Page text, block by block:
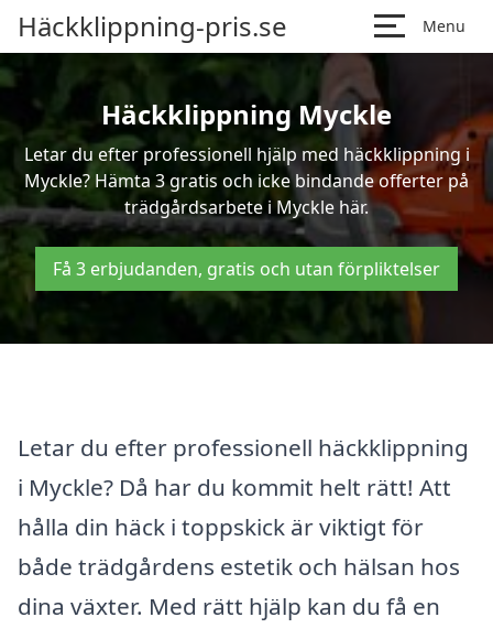
Häckklippning-pris.se Menu
Häckklippning Myckle
Letar du efter professionell hjälp med häckklippning i
Myckle? Hämta 3 gratis och icke bindande offerter på
trädgårdsarbete i Myckle här.
Få 3 erbjudanden, gratis och utan förpliktelser
Letar du efter professionell häckklippning
i Myckle? Då har du kommit helt rätt! Att
hålla din häck i toppskick är viktigt för
både trädgårdens estetik och hälsan hos
dina växter. Med rätt hjälp kan du få en